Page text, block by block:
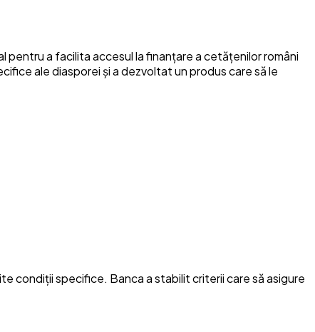
a facilita accesul la finanțare a cetățenilor români
ale diasporei și a dezvoltat un produs care să le
condiții specifice. Banca a stabilit criterii care să asigure